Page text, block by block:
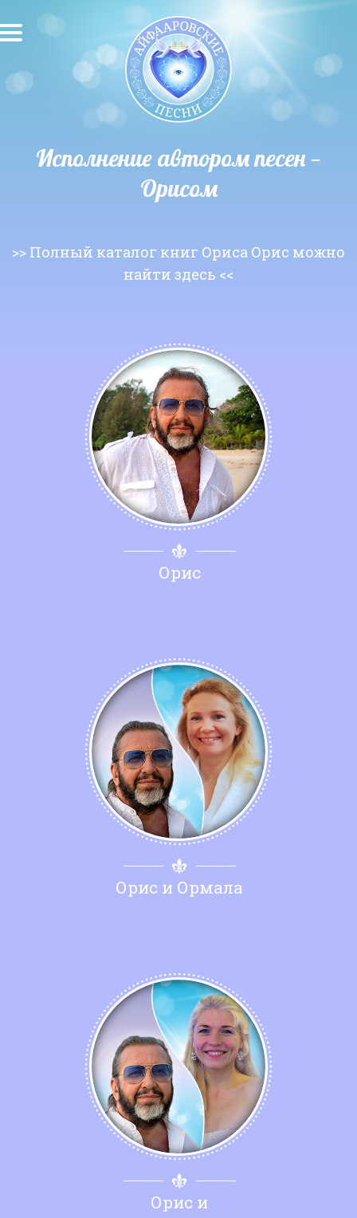
О песнях
Исполнители
Исполнение автора
Новости
Фотогалерея
Ииссиидиология
Номера песен
Исполнение автором песен —
Орисом
>> Полный каталог книг Ориса Орис можно
найти здесь <<
Орис
Орис и Ормала
Орис и